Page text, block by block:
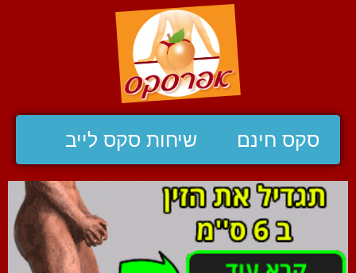
סקס חינם שיחות סקס לייב